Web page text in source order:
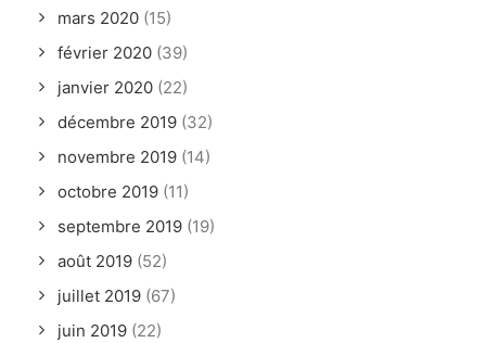
mars 2020 (15)
février 2020 (39)
janvier 2020 (22)
décembre 2019 (32)
novembre 2019 (14)
octobre 2019 (11)
septembre 2019 (19)
août 2019 (52)
juillet 2019 (67)
juin 2019 (22)